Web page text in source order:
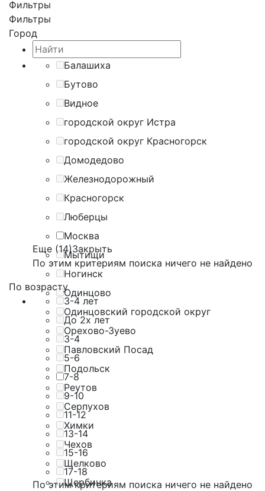
Фильтры
Фильтры
Город
Балашиха
Бутово
Видное
городской округ Истра
городской округ Красногорск
Домодедово
Железнодорожный
Красногорск
Люберцы
Москва
Мытищи
Ногинск
Одинцово
Одинцовский городской округ
Орехово-Зуево
Павловский Посад
Подольск
Реутов
Серпухов
Химки
Чехов
Щелково
Щербинка
Еще (14)Закрыть
По этим критериям поиска ничего не найдено
По возрасту
3-4 лет
До 2х лет
3-4
5-6
7-8
9-10
11-12
13-14
15-16
17-18
По этим критериям поиска ничего не найдено